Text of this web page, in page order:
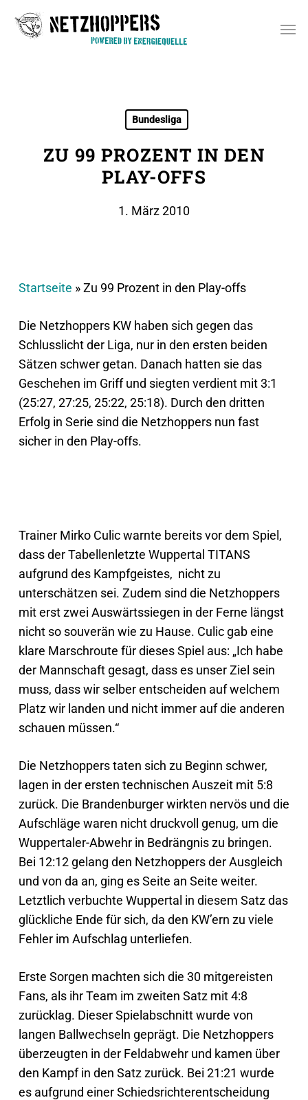
Bundesliga
ZU 99 PROZENT IN DEN
PLAY-OFFS
1. März 2010
Startseite »Zu 99 Prozent in den Play-offs
Die Netzhoppers KW haben sich gegen das
Schlusslicht der Liga, nur in den ersten beiden
Sätzen schwer getan. Danach hatten sie das
Geschehen im Griff und siegten verdient mit 3:1
(25:27, 27:25, 25:22, 25:18). Durch den dritten
Erfolg in Serie sind die Netzhoppers nun fast
sicher in den Play-offs.
Trainer Mirko Culic warnte bereits vor dem Spiel,
dass der Tabellenletzte Wuppertal TITANS
aufgrund des Kampfgeistes, nicht zu
unterschätzen sei. Zudem sind die Netzhoppers
mit erst zwei Auswärtssiegen in der Ferne längst
nicht so souverän wie zu Hause. Culic gab eine
klare Marschroute für dieses Spiel aus: „Ich habe
der Mannschaft gesagt, dass es unser Ziel sein
muss, dass wir selber entscheiden auf welchem
Platz wir landen und nicht immer auf die anderen
schauen müssen.“
Die Netzhoppers taten sich zu Beginn schwer,
lagen in der ersten technischen Auszeit mit 5:8
zurück. Die Brandenburger wirkten nervös und die
Aufschläge waren nicht druckvoll genug, um die
Wuppertaler-Abwehr in Bedrängnis zu bringen.
Bei 12:12 gelang den Netzhoppers der Ausgleich
und von da an, ging es Seite an Seite weiter.
Letztlich verbuchte Wuppertal in diesem Satz das
glückliche Ende für sich, da den KW’ern zu viele
Fehler im Aufschlag unterliefen.
Erste Sorgen machten sich die 30 mitgereisten
Fans, als ihr Team im zweiten Satz mit 4:8
zurücklag. Dieser Spielabschnitt wurde von
langen Ballwechseln geprägt. Die Netzhoppers
überzeugten in der Feldabwehr und kamen über
den Kampf in den Satz zurück. Bei 21:21 wurde
es aufgrund einer Schiedsrichterentscheidung